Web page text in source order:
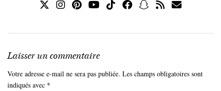
Laisser un commentaire
Votre adresse e-mail ne sera pas publiée. Les champs obligatoires sont
indiqués avec *